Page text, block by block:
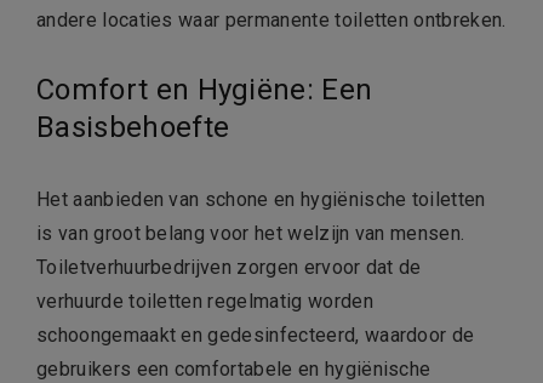
andere locaties waar permanente toiletten ontbreken.
Comfort en Hygiëne: Een
Basisbehoefte
Het aanbieden van schone en hygiënische toiletten
is van groot belang voor het welzijn van mensen.
Toiletverhuurbedrijven zorgen ervoor dat de
verhuurde toiletten regelmatig worden
schoongemaakt en gedesinfecteerd, waardoor de
gebruikers een comfortabele en hygiënische